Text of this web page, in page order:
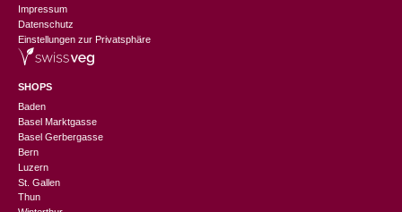
Impressum
Datenschutz
Einstellungen zur Privatsphäre
SHOPS
Baden
Basel Marktgasse
Basel Gerbergasse
Bern
Luzern
St. Gallen
Thun